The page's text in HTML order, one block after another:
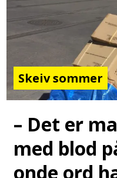
Skeiv sommer
– Det er
med blod
onde ord